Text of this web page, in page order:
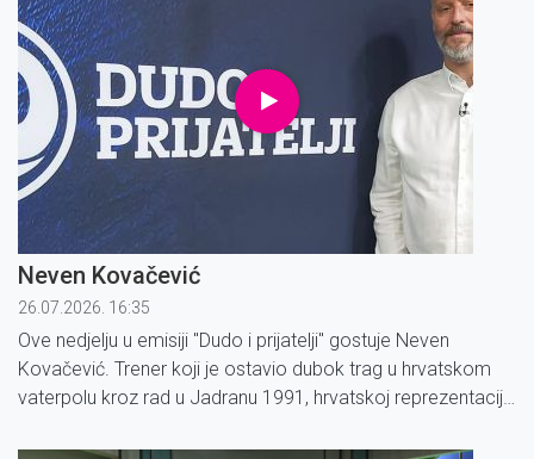
Neven Kovačević
26.07.2026. 16:35
Ove nedjelju u emisiji ''Dudo i prijatelji'' gostuje Neven
Kovačević. Trener koji je ostavio dubok trag u hrvatskom
vaterpolu kroz rad u Jadranu 1991, hrvatskoj reprezentaciji i